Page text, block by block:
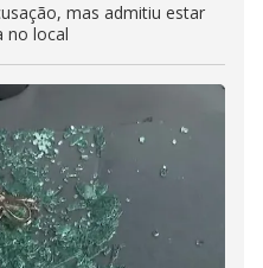
mas admitiu estar
no local